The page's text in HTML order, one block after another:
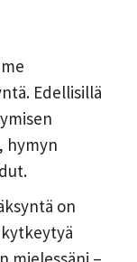
Edellisillä
hymyn
on